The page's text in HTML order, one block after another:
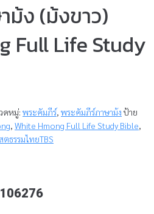
ม้ง (ม้งขาว)
Full Life Study
ดหมู่: พระคัมภีร์, พระคัมภีร์ภาษาม้ง ป้าย
, White Hmong Full Life Study Bible,
ธรรมไทยTBS